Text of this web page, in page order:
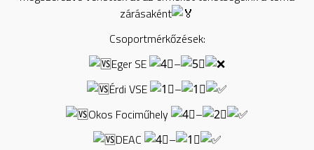
zárásaként
Csoportmérkőzések:
Eger SE
–
Érdi VSE
–
Okos Fociműhely
–
DEAC
–